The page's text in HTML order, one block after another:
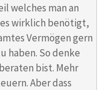
welches man an
wirklich benötigt,
Vermögen gern
haben. So denke
bist. Mehr
Aber dass